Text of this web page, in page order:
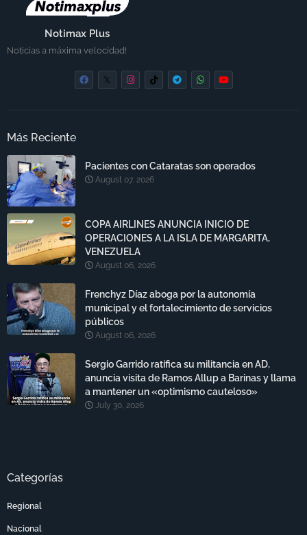
Notimax Plus
Noticias a máxima velocidad!
Más Reciente
Pacientes con Cataratas son operados
August 07, 2026
COPA AIRLINES ANUNCIA INICIO DE
OPERACIONES A LA ISLA DE MARGARITA,
VENEZUELA
August 06, 2026
Frenchyz Díaz aboga por la autonomía
municipal y el fortalecimiento de servicios
públicos
August 06, 2026
Sergio Garrido ratifica su militancia en AD,
anuncia visita de Ramos Allup a Barinas y llama
a mantener un «optimismo cauteloso»
July 30, 2026
Categorías
Regional
Nacional